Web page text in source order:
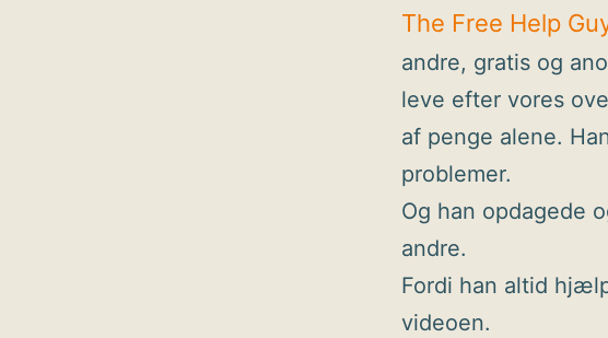
The Free Help
andre, gratis og
leve efter vores
af penge alene.
problemer.
Og han opdagede
andre.
Fordi han altid
videoen.